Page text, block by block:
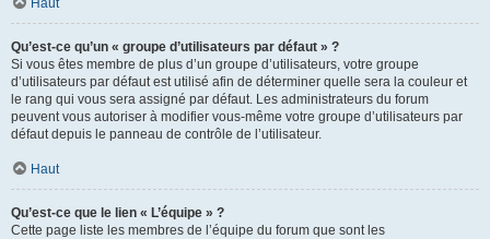
Haut
Qu’est-ce qu’un « groupe d’utilisateurs par défaut » ?
Si vous êtes membre de plus d’un groupe d’utilisateurs, votre groupe
d’utilisateurs par défaut est utilisé afin de déterminer quelle sera la couleur et
le rang qui vous sera assigné par défaut. Les administrateurs du forum
peuvent vous autoriser à modifier vous-même votre groupe d’utilisateurs par
défaut depuis le panneau de contrôle de l’utilisateur.
Haut
Qu’est-ce que le lien « L’équipe » ?
Cette page liste les membres de l’équipe du forum que sont les